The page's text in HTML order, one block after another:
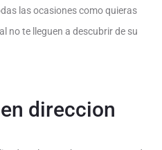
las ocasiones como quieras
no te lleguen a descubrir de su
direccion